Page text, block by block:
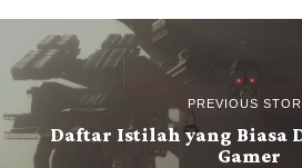
PREVIOUS
Daftar Istilah yang Biasa
Gamer